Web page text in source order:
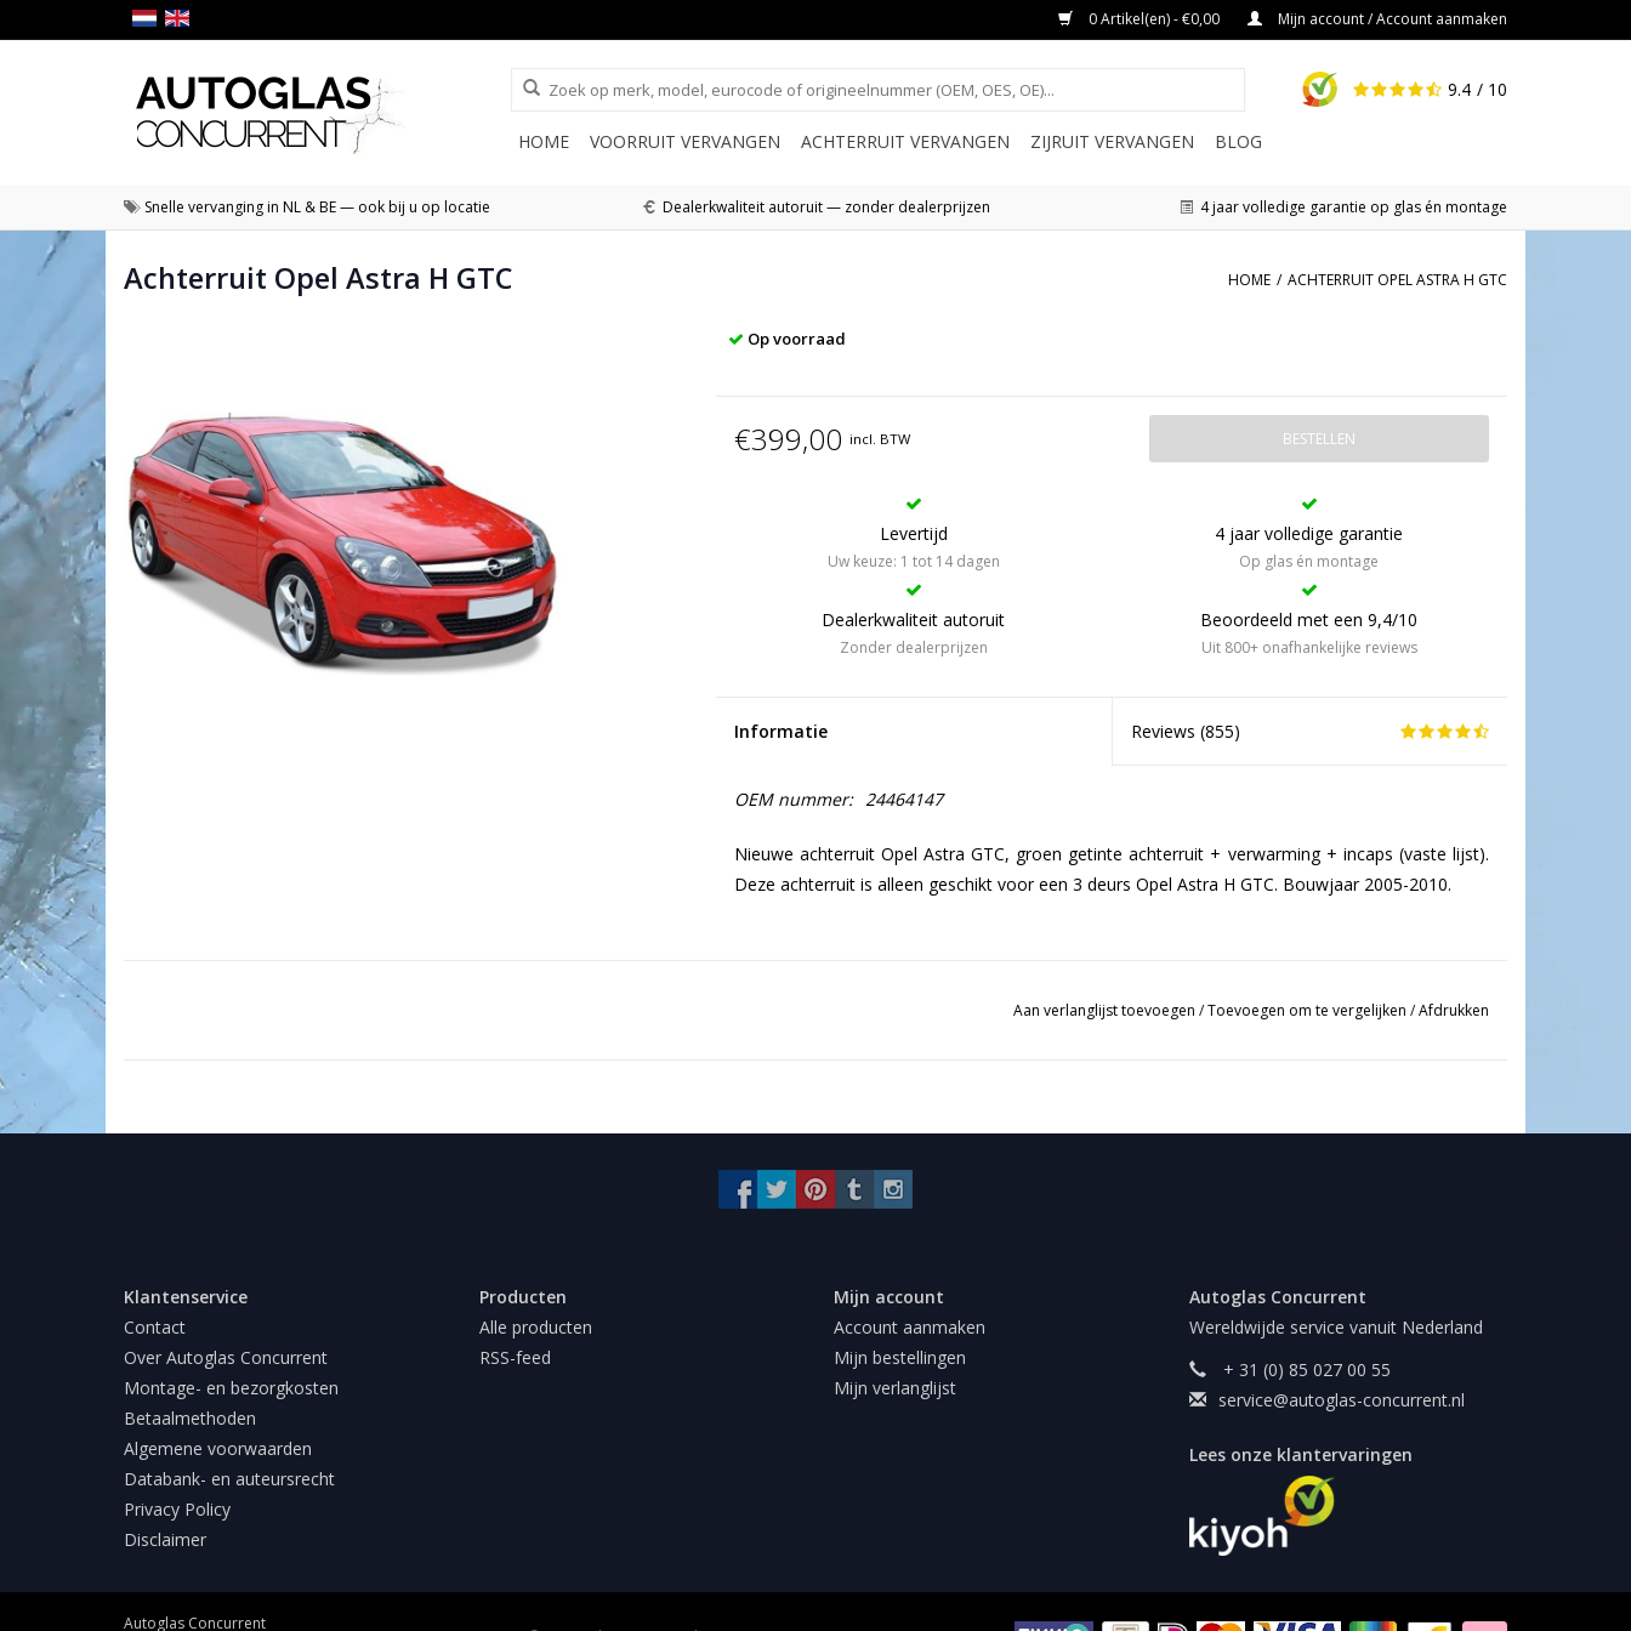
0 Artikel(en) - €0,00 Mijn account / Account aanmaken
9.4 / 10
HOME VOORRUIT VERVANGEN ACHTERRUIT VERVANGEN ZIJRUIT VERVANGEN BLOG
Snelle vervanging in NL & BE — ook bij u op locatie Dealerkwaliteit autoruit — zonder dealerprijzen 4 jaar volledige garantie op glas én montage
Achterruit Opel Astra H GTC HOME / ACHTERRUIT OPEL ASTRA H GTC
Op voorraad
€399,00 incl. BTW BESTELLEN
Levertijd
Uw keuze: 1 tot 14 dagen
4 jaar volledige garantie
Op glas én montage
Dealerkwaliteit autoruit
Zonder dealerprijzen
Beoordeeld met een 9,4/10
Uit 800+ onafhankelijke reviews
Informatie Reviews (855)
OEM nummer: 24464147
Nieuwe achterruit Opel Astra GTC, groen getinte achterruit + verwarming + incaps (vaste lijst).
Deze achterruit is alleen geschikt voor een 3 deurs Opel Astra H GTC. Bouwjaar 2005-2010.
Aan verlanglijst toevoegen /Toevoegen om te vergelijken /Afdrukken
Klantenservice
Contact
Over Autoglas Concurrent
Montage- en bezorgkosten
Betaalmethoden
Algemene voorwaarden
Databank- en auteursrecht
Privacy Policy
Disclaimer
Producten
Alle producten
RSS-feed
Mijn account
Account aanmaken
Mijn bestellingen
Mijn verlanglijst
Autoglas Concurrent
Wereldwijde service vanuit Nederland
+ 31 (0) 85 027 00 55
service@autoglas-concurrent.nl
Lees onze klantervaringen
Autoglas Concurrent